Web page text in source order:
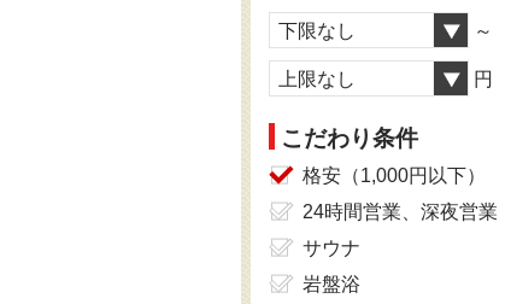
下限なし ～
上限なし 円
こだわり条件
格安（1,000円以下）
24時間営業、深夜営業
サウナ
岩盤浴